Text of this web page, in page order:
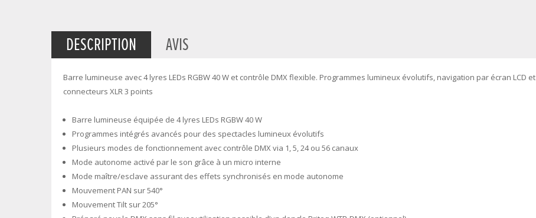
DESCRIPTION AVIS
Barre lumineuse avec 4 lyres LEDs RGBW 40 W et contrôle DMX flexible. Programmes lumineux évolutifs, navigation par écran LCD et
connecteurs XLR 3 points
Barre lumineuse équipée de 4 lyres LEDs RGBW 40 W
Programmes intégrés avancés pour des spectacles lumineux évolutifs
Plusieurs modes de fonctionnement avec contrôle DMX via 1, 5, 24 ou 56 canaux
Mode autonome activé par le son grâce à un micro interne
Mode maître/esclave assurant des effets synchronisés en mode autonome
Mouvement PAN sur 540°
Mouvement Tilt sur 205°